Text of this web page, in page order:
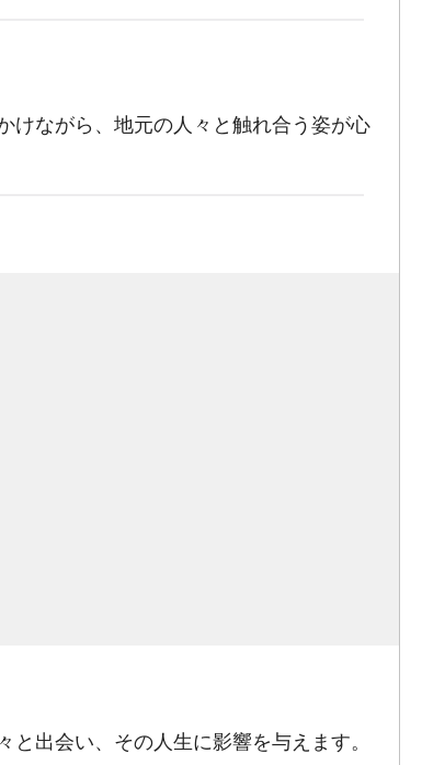
けながら、地元の人々と触れ合う姿が心
出会い、その人生に影響を与えます。